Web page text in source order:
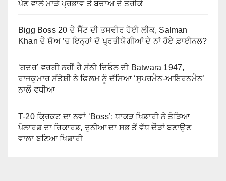
ਪੈਣ ਵਾਲੇ ਮਾੜੇ ਪ੍ਰਭਾਵ ਤੇ ਬਚਾਅ ਦੇ ਤਰੀਕੇ
Bigg Boss 20 ਦੇ ਸੈੱਟ ਦੀ ਤਸਵੀਰ ਹੋਈ ਲੀਕ, Salman
Khan ਦੇ ਸ਼ੋਅ ’ਚ ਇਨ੍ਹਾਂ ਦੋ ਪ੍ਰਤੀਯੋਗੀਆਂ ਦੇ ਨਾਂ ਹੋਏ ਫ਼ਾਈਨਲ?
‘ਗਦਰ’ ਵਰਗੀ ਨਹੀਂ ਹੈ ਸੰਨੀ ਦਿਓਲ ਦੀ Batwara 1947,
ਰਾਜਕੁਮਾਰ ਸੰਤੋਸ਼ੀ ਨੇ ਫ਼ਿਲਮ ਨੂੰ ਦੱਸਿਆ ‘ਸੁਪਰਮੈਨ-ਆਇਰਨਮੈਨ’
ਨਾਲੋਂ ਵਧੀਆ
T-20 ਕ੍ਰਿਕਟ ਦਾ ਨਵਾਂ ‘Boss’: ਧਾਕੜ ਖਿਡਾਰੀ ਨੇ ਤੋੜਿਆ
ਪੋਲਾਰਡ ਦਾ ਰਿਕਾਰਡ, ਦੁਨੀਆ ਦਾ ਸਭ ਤੋਂ ਵੱਧ ਦੌੜਾਂ ਬਣਾਉਣ
ਵਾਲਾ ਬਣਿਆ ਖਿਡਾਰੀ